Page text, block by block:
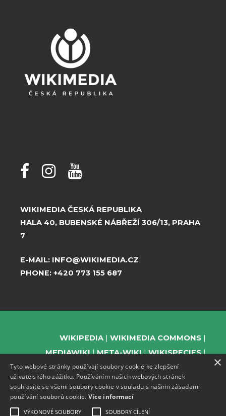
WIKIMEDIA ČESKÁ REPUBLIKA
HALA 40, BUBENSKÉ NÁBŘEŽÍ 306/13, PRAHA
7
E-MAIL: INFO@WIKIMEDIA.CZ
PHONE: +420 773 155 687
WIKIPEDIA
WIKIMEDIA COMMONS
MEDIAWIKI
META-WIKI
WIKISPECIES
WIKIBOOKS
WIKIDATA
WIKIMANIA
WIKINEWS
WIKIQUOTE
WIKISOURCE
WIKIVERSITY
×
Tyto webové stránky používají soubory cookie ke zlepšení
uživatelského zážitku. Používáním našich webových stránek
souhlasíte se všemi soubory cookie v souladu s našimi zásadami
používání souborů cookie. Více informací
VÝKONOVÉ SOUBORY SOUBORY CÍLENÍ